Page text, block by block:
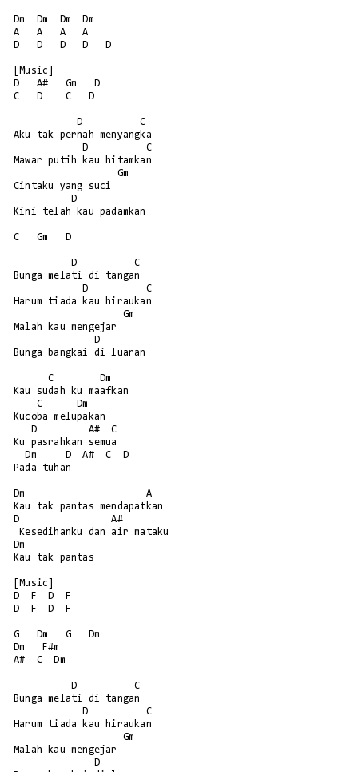
Dm  Dm  Dm  Dm
A   A   A   A
D   D   D   D   D
[Music]
D   A#   Gm   D
C   D    C   D
Aku tak pernah menyangka
Mawar putih kau hitamkan
Cintaku yang suci
Kini telah kau padamkan
C   Gm   D
Bunga melati di tangan
Harum tiada kau hiraukan
Malah kau mengejar
Bunga bangkai di luaran
      C        Dm
Kau sudah ku maafkan
Kucoba melupakan
Ku pasrahkan semua
Pada tuhan
Dm                     A
Kau tak pantas mendapatkan
D                A#
Dm
Kau tak pantas
[Music]
D  F  D  F
D  F  D  F
G   Dm   G   Dm
Dm   F#m
A#  C  Dm
Bunga melati di tangan
Harum tiada kau hiraukan
Malah kau mengejar